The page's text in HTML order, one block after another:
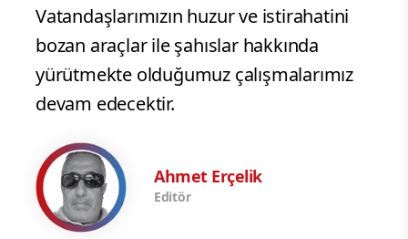
Vatandaşlarımızın huzur ve istirahatini
bozan araçlar ile şahıslar hakkında
yürütmekte olduğumuz çalışmalarımız
devam edecektir.
Ahmet Erçelik
Editör